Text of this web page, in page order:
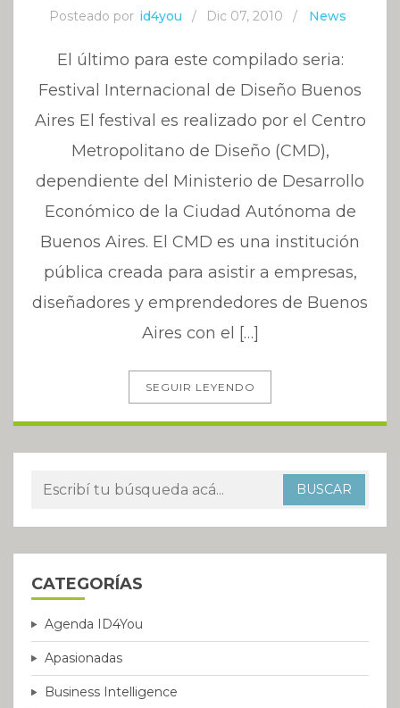
Posteado por id4you / Dic 07, 2010 / News
El último para este compilado seria:
Festival Internacional de Diseño Buenos
Aires El festival es realizado por el Centro
Metropolitano de Diseño (CMD),
dependiente del Ministerio de Desarrollo
Económico de la Ciudad Autónoma de
Buenos Aires. El CMD es una institución
pública creada para asistir a empresas,
diseñadores y emprendedores de Buenos
Aires con el […]
SEGUIR LEYENDO
CATEGORÍAS
Agenda ID4You
Apasionadas
Business Intelligence